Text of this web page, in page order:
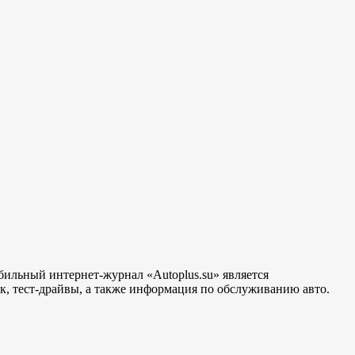
интернет-журнал «Autoplus.su» является
тест-драйвы, а также информация по обслуживанию авто.